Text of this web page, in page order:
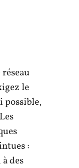
le
possible,
:
des